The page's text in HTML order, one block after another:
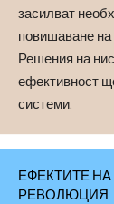
засилват
повишаване на
Решения на
ефективност
системи.
ЕФЕКТИТЕ
РЕВОЛЮЦИЯ